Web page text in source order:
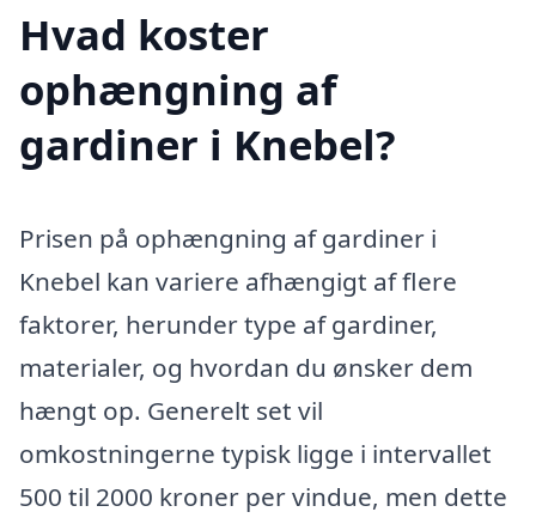
Hvad koster
ophængning af
gardiner i Knebel?
Prisen på ophængning af gardiner i
Knebel kan variere afhængigt af flere
faktorer, herunder type af gardiner,
materialer, og hvordan du ønsker dem
hængt op. Generelt set vil
omkostningerne typisk ligge i intervallet
500 til 2000 kroner per vindue, men dette